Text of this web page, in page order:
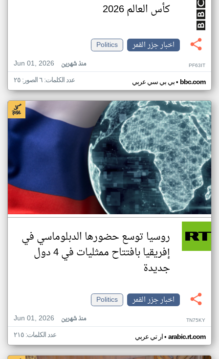
كأس العالم 2026
اخبار جزر القمر
Politics
Jun 01, 2026
منذ شهرين PF63IT
بي بي سي عربي• bbc.com عدد الكلمات: ٦ الصور: ٢٥
روسيا توسع حضورها الدبلوماسي في
إفريقيا بافتتاح ممثليات في 4 دول
جديدة
اخبار جزر القمر
Politics
Jun 01, 2026
منذ شهرين TN75KY
ار تي عربي• arabic.rt.com عدد الكلمات: ٢١٥